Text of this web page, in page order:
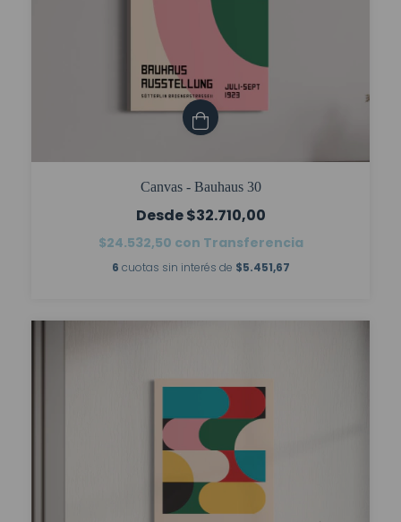
Canvas - Bauhaus 30
$32.710,00
$24.532,50 con Transferencia
6 cuotas sin interés de $5.451,67